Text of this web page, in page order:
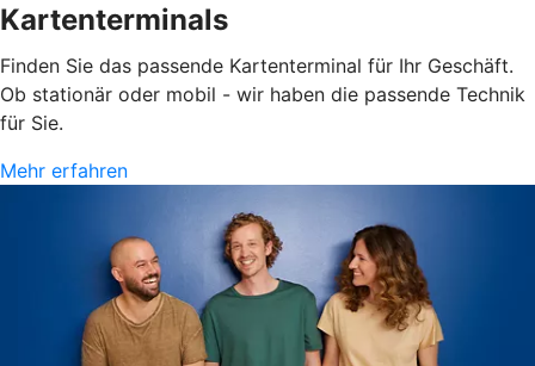
Kartenterminals
Finden Sie das passende Kartenterminal für Ihr Geschäft.
Ob stationär oder mobil - wir haben die passende Technik
für Sie.
Mehr erfahren